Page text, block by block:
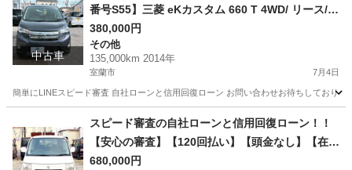
中古車
番号S55】三菱 eKカスタム 660 T 4WD/ リース/ス
自社分割 /信用回復ローン/自己破産/債務整理/他社
お断りされた方/お電話での仮審査/
380,000円
その他
135,000km 2014年
室蘭市 7月4日
簡単にLINEスピード審査 自社ローンと信用回復ローン お問い合わせお待ちしており
その他 ローン
スピード審査の自社ローンと信用回復ローン！！
【安心の審査】【120回払い】【頭金なし】【在庫
番号E45】スズキ MRワゴン 660 G 4WD/ リース/
680,000円